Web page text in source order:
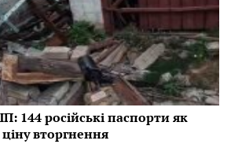
144 російські паспорти як
вторгнення